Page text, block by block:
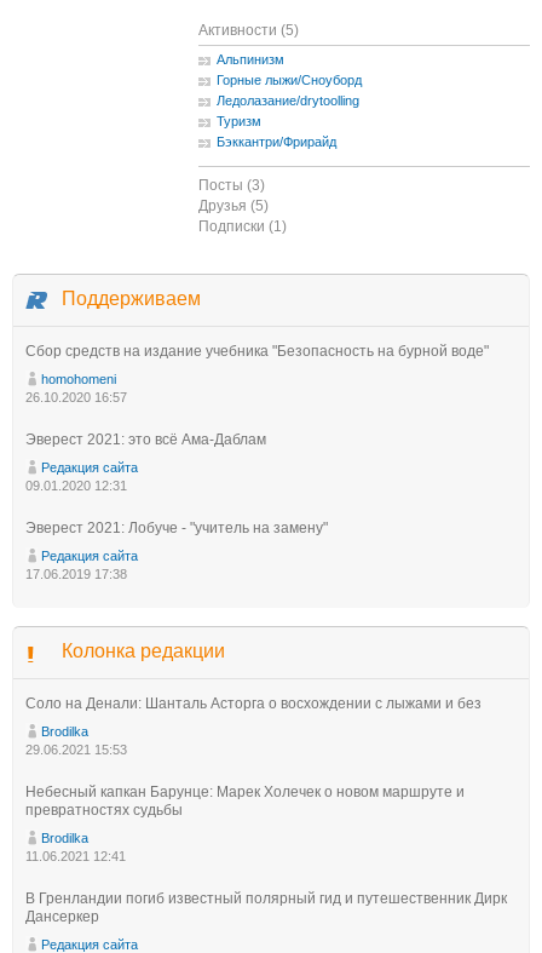
Активности (5)
Альпинизм
Горные лыжи/Сноуборд
Ледолазание/drytoolling
Туризм
Бэккантри/Фрирайд
Посты (3)
Друзья (5)
Подписки (1)
Поддерживаем
Сбор средств на издание учебника "Безопасность на бурной воде"
homohomeni
26.10.2020 16:57
Эверест 2021: это всё Ама-Даблам
Редакция сайта
09.01.2020 12:31
Эверест 2021: Лобуче - "учитель на замену"
Редакция сайта
17.06.2019 17:38
Колонка редакции
Соло на Денали: Шанталь Асторга о восхождении с лыжами и без
Brodilka
29.06.2021 15:53
Небесный капкан Барунце: Марек Холечек о новом маршруте и
превратностях судьбы
Brodilka
11.06.2021 12:41
В Гренландии погиб известный полярный гид и путешественник Дирк
Дансеркер
Редакция сайта